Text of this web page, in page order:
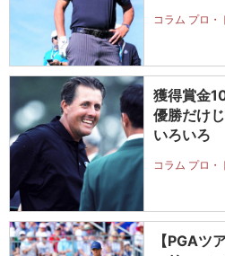
コラム プロ・
獲得賞金
優勝だけ
いろいろ
コラム プロ・
【PGAツ